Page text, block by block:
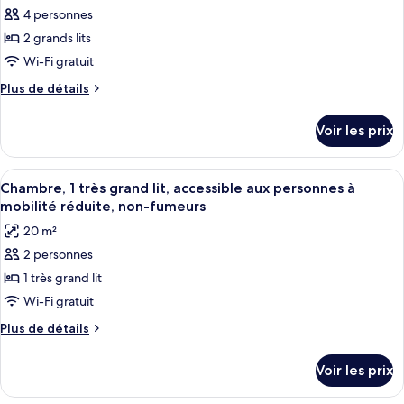
mobilité
réduite
King
Bed,
Accessible,
Non
Smoking
Room,
Bed,
Accessible,
Non
les
photos
pour
ce
chambre :
Room,
2
Queen
Beds,
Accessible,
Non
Smoking
4 personnes
2 grands lits
Wi-Fi gratuit
Plus de détails
Plus
le
type
de
chambre
2
Queen
Accessible,
Non
Voir les prix
Afficher
toutes
les
photos
pour
ce
type
de
1
Une chambre d’hôtel équipée d’un
5
Chambre, 1 très grand lit, accessible aux personnes à
mobilité réduite, non-fumeurs
20 m²
2 personnes
1 très grand lit
Wi-Fi gratuit
Plus de détails
Plus
le
Voir les prix